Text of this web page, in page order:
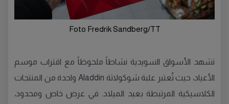
Foto Fredrik Sandberg/TT
تشهد الأسواق السويدية نشاطاً ملحوظاً مع اقتراب موسم
الأعياد، حيث تُعتبر علبة شوكولاتة Aladdin واحدة من المنتجات
الكلاسيكية المرتبطة بعيد الميلاد. في عرض خاص ومحدود،